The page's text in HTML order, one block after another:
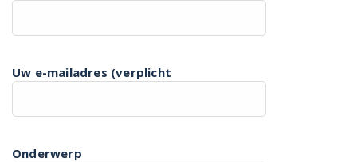
Uw e-mailadres (verplicht
Onderwerp